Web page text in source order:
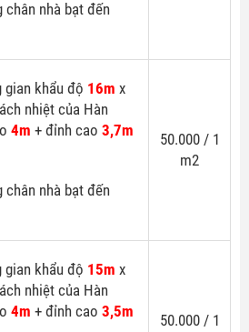
chân nhà bạt đến
gian khẩu độ 16m x
nhiệt của Hàn
4m + đỉnh cao 3,7m
chân nhà bạt đến
50.000 / 1
m2
gian khẩu độ 15m x
nhiệt của Hàn
4m + đỉnh cao 3,5m
50.000 / 1